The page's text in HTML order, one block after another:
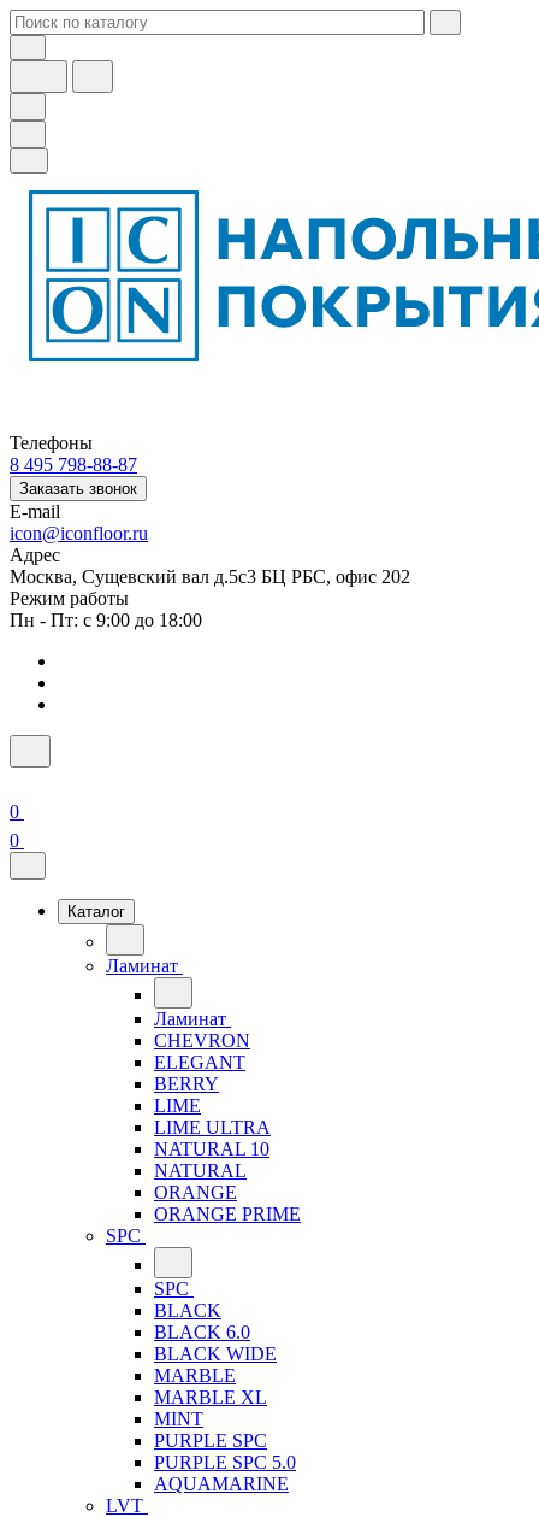
Телефоны
8 495 798-88-87
Заказать звонок
E-mail
icon@iconfloor.ru
Адрес
Москва, Сущевский вал д.5с3 БЦ РБС, офис 202
Режим работы
Пн - Пт: с 9:00 до 18:00
0
0
Каталог
Ламинат
Ламинат
CHEVRON
ELEGANT
BERRY
LIME
LIME ULTRA
NATURAL 10
NATURAL
ORANGE
ORANGE PRIME
SPC
SPC
BLACK
BLACK 6.0
BLACK WIDE
MARBLE
MARBLE XL
MINT
PURPLE SPC
PURPLE SPC 5.0
AQUAMARINE
LVT